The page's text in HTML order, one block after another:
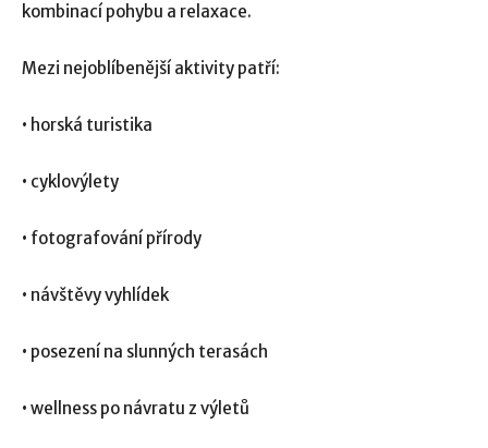
kombinací pohybu a relaxace.
Mezi nejoblíbenější aktivity patří:
• horská turistika
• cyklovýlety
• fotografování přírody
• návštěvy vyhlídek
• posezení na slunných terasách
• wellness po návratu z výletů